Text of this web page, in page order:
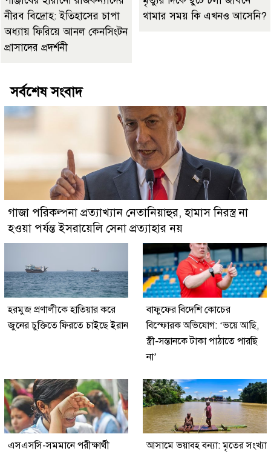
নীরব বিদ্রোহ: ইতিহাসের চাপা
অধ্যায় ফিরিয়ে আনল কেনসিংটন
প্রাসাদের প্রদর্শনী
থামার সময় কি এখনও আসেনি?
সর্বশেষ সংবাদ
গাজা পরিকল্পনা প্রত্যাখ্যান নেতানিয়াহুর, হামাস নিরস্ত্র না
হওয়া পর্যন্ত ইসরায়েলি সেনা প্রত্যাহার নয়
হরমুজ প্রণালীকে হাতিয়ার করে
জুনের চুক্তিতে ফিরতে চাইছে ইরান
বাফুফের বিদেশি কোচের
বিস্ফোরক অভিযোগ: ‘ভয়ে আছি,
স্ত্রী-সন্তানকে টাকা পাঠাতে পারছি
না’
এসএসসি-সমমানে পরীক্ষার্থী
আসামে ভয়াবহ বন্যা: মৃতের সংখ্যা